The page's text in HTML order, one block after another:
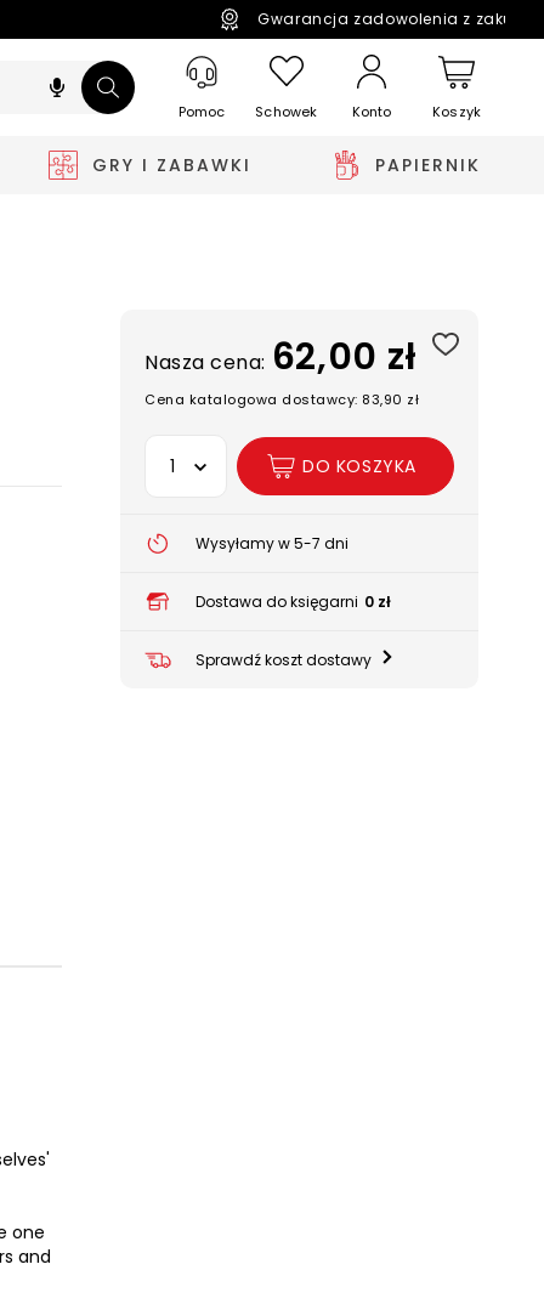
Gwarancja zadowolenia z
Pomoc Schowek Konto Koszyk
GRY I ZABAWKI PAPIERNIK
one
and
Nasza cena: 62,00 zł
Cena katalogowa dostawcy: 83,90 zł
Wybierz opcję
DO KOSZYKA
Wysyłamy w 5-7 dni
Dostawa do księgarni 0 zł
Sprawdź koszt dostawy